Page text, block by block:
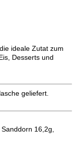
ideale Zutat zum
Desserts und
geliefert.
16,2g,